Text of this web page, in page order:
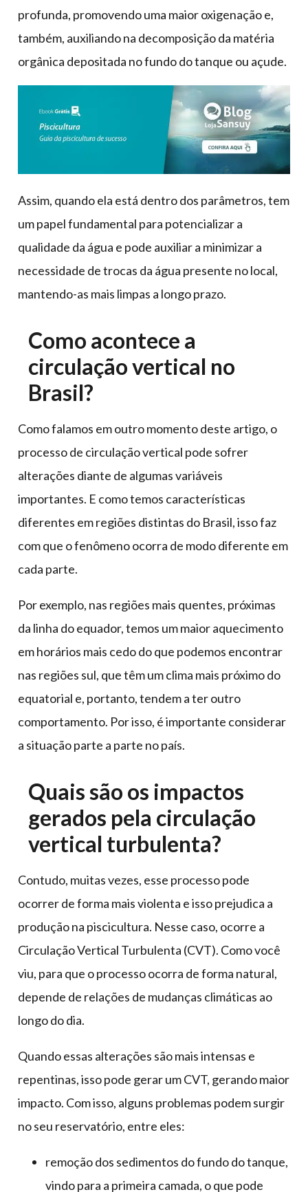
profunda, promovendo uma maior oxigenação e,
também, auxiliando na decomposição da matéria
orgânica depositada no fundo do tanque ou açude.
Assim, quando ela está dentro dos parâmetros, tem
um papel fundamental para potencializar a
qualidade da água e pode auxiliar a minimizar a
necessidade de trocas da água presente no local,
mantendo-as mais limpas a longo prazo.
Como acontece a
circulação vertical no
Brasil?
Como falamos em outro momento deste artigo, o
processo de circulação vertical pode sofrer
alterações diante de algumas variáveis
importantes. E como temos características
diferentes em regiões distintas do Brasil, isso faz
com que o fenômeno ocorra de modo diferente em
cada parte.
Por exemplo, nas regiões mais quentes, próximas
da linha do equador, temos um maior aquecimento
em horários mais cedo do que podemos encontrar
nas regiões sul, que têm um clima mais próximo do
equatorial e, portanto, tendem a ter outro
comportamento. Por isso, é importante considerar
a situação parte a parte no país.
Quais são os impactos
gerados pela circulação
vertical turbulenta?
Contudo, muitas vezes, esse processo pode
ocorrer de forma mais violenta e isso prejudica a
produção na piscicultura. Nesse caso, ocorre a
Circulação Vertical Turbulenta (CVT). Como você
viu, para que o processo ocorra de forma natural,
depende de relações de mudanças climáticas ao
longo do dia.
Quando essas alterações são mais intensas e
repentinas, isso pode gerar um CVT, gerando maior
impacto. Com isso, alguns problemas podem surgir
no seu reservatório, entre eles:
remoção dos sedimentos do fundo do tanque,
vindo para a primeira camada, o que pode